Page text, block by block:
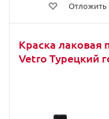
Отложить
Краска лаковая
Vetro Турецкий